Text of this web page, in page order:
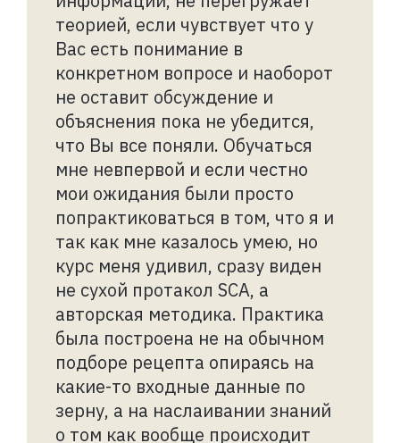
теорией, если чувствует что у
Вас есть понимание в
конкретном вопросе и наоборот
не оставит обсуждение и
объяснения пока не убедится,
что Вы все поняли. Обучаться
мне невпервой и если честно
мои ожидания были просто
попрактиковаться в том, что я и
так как мне казалось умею, но
курс меня удивил, сразу виден
не сухой протакол SCA, а
авторская методика. Практика
была построена не на обычном
подборе рецепта опираясь на
какие-то входные данные по
зерну, а на наслаивании знаний
о том как вообще происходит